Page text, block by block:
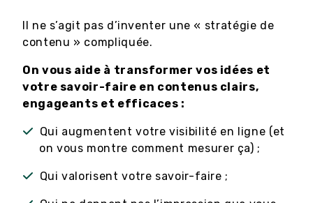
Il ne s’agit pas d’inventer une « stratégie de
contenu » compliquée.
On vous aide à transformer vos idées et
votre savoir-faire en contenus clairs,
engageants et efficaces :
Qui augmentent votre visibilité en ligne (et
on vous montre comment mesurer ça) ;
Qui valorisent votre savoir-faire ;